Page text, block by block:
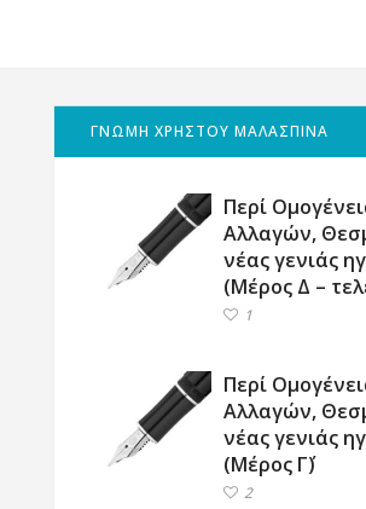
ΓΝΩΜΗ ΧΡΗΣΤΟΥ ΜΑΛΑΣΠΙΝΑ
Περί
Αλλαγών,
νέας γενιάς
(Μέρος Δ –
1
Περί
Αλλαγών,
νέας γενιάς
(Μέρος Γ΄)
2